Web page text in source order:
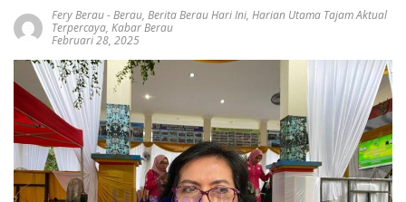
Fery Berau-Berau, Berita Berau Hari Ini, Harian Utama Tajam Aktual
Terpercaya, Kabar Berau
Februari 28, 2025